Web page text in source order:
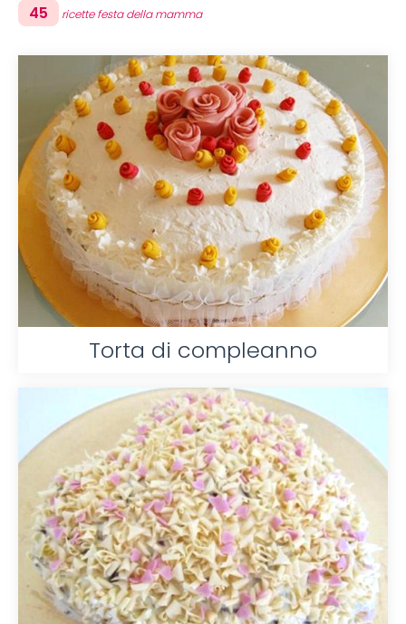
45 ricette festa della mamma
Torta di compleanno